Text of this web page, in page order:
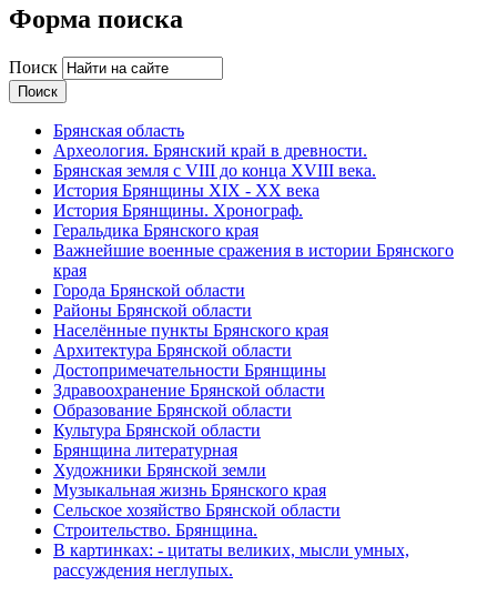
Форма поиска
Поиск
Брянская область
Археология. Брянский край в древности.
Брянская земля с VIII до конца XVIII века.
История Брянщины XIX - XX века
История Брянщины. Хронограф.
Геральдика Брянского края
Важнейшие военные сражения в истории Брянского
края
Города Брянской области
Районы Брянской области
Населённые пункты Брянского края
Архитектура Брянской области
Достопримечательности Брянщины
Здравоохранение Брянской области
Образование Брянской области
Культура Брянской области
Брянщина литературная
Художники Брянской земли
Музыкальная жизнь Брянского края
Сельское хозяйство Брянской области
Строительство. Брянщина.
В картинках: - цитаты великих, мысли умных,
рассуждения неглупых.